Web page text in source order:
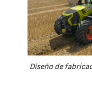
Diseño de